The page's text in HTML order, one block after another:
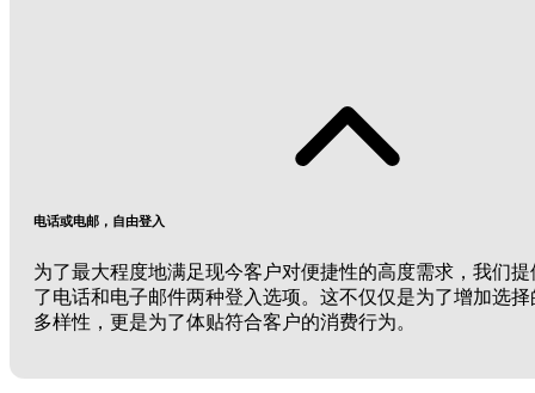
电话或电邮，自由登入
为了最大程度地满足现今客户对便捷性的高度需求，我们提
了电话和电子邮件两种登入选项。这不仅仅是为了增加选择
多样性，更是为了体贴符合客户的消费行为。